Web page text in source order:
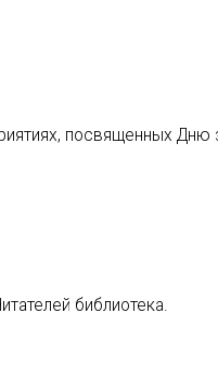
посвященных Дню
библиотека.